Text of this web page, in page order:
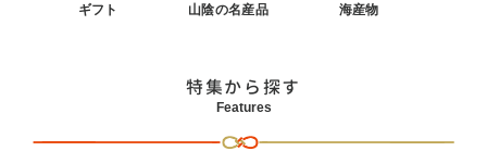
ギフト 山陰の名産品 海産物
特集から探す
Features